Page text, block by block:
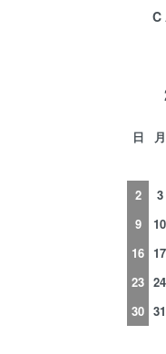
日 月
2
3
9
10
16 17
23 24
30 31